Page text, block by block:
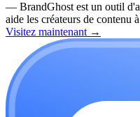
— BrandGhost est un outil
aide les créateurs de contenu
Visitez maintenant →